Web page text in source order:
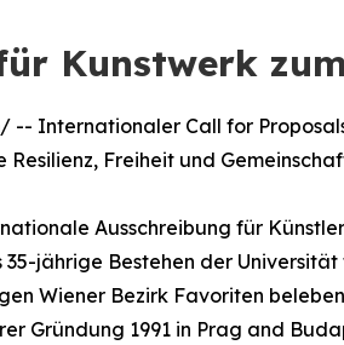
Kunstwerk
/ -- Internationaler Call for
Freiheit und
Ausschreibung für
jährige Bestehen der Universität
Wiener Bezirk Favoriten
Gründung 1991 in Prag and